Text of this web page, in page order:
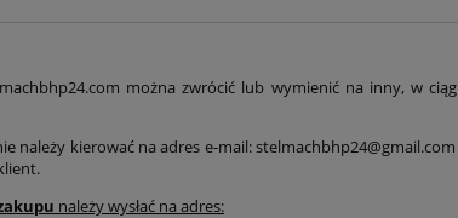
można zwrócić lub wymienić na inny, w
należy kierować na adres e-mail:
należy wysłać na adres: